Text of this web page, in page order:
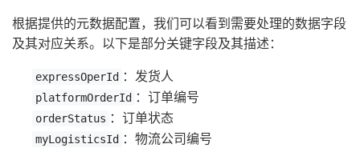
根据提供的元数据配置，我们可以看到需要处理的数据字段
及其对应关系。以下是部分关键字段及其描述：
expressOperId ：发货人
platformOrderId ：订单编号
orderStatus ：订单状态
myLogisticsId ：物流公司编号